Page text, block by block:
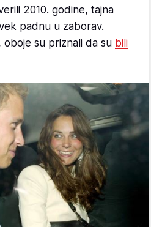
2010. godine, tajna
padnu u zaborav.
oboje su priznali da su bili